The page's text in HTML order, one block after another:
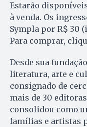
Estarão
à venda. Os
Sympla por R$ 30
Para comprar,
Desde sua
literatura, arte e
consignado de
mais de 30
consolidou como
famílias e artistas